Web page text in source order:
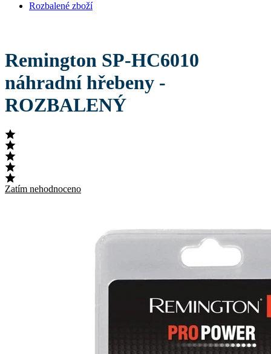
Rozbalené zboží
Remington SP-HC6010
náhradní hřebeny -
ROZBALENÝ
Zatím nehodnoceno